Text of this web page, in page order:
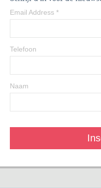
Email Address *
Telefoon
Naam